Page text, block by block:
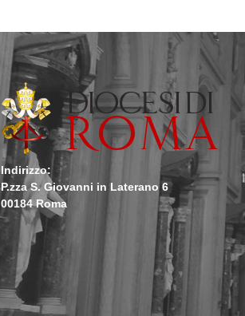
Indirizzo:
P.zza S. Giovanni in Laterano 6
00184 Roma